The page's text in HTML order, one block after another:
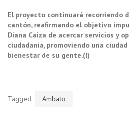
El proyecto continuará recorriendo
cantón, reafirmando el objetivo
Diana Caiza de acercar servicios y
ciudadanía, promoviendo una
bienestar de su gente.(I)
Tagged Ambato